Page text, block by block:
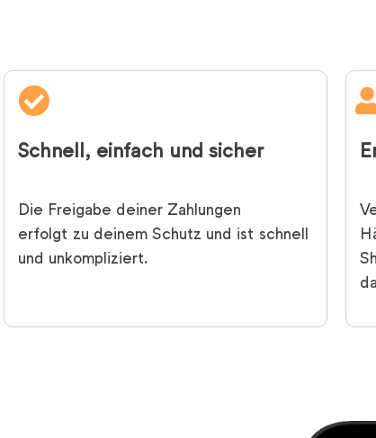
Schnell, einfach und sicher
Die Freigabe deiner Zahlungen
erfolgt zu deinem Schutz und ist schnell
und unkompliziert.